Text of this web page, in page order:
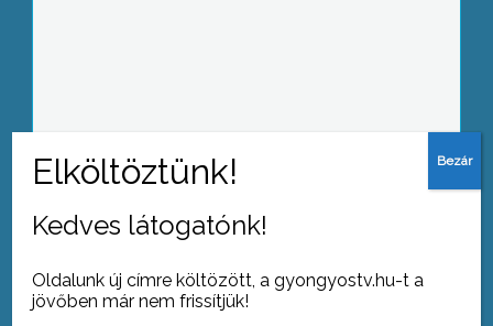
Már télen is tartanunk kell a kullancsok
támadásától
Kedves látogatónk!
Oldalunk új címre költözött, a gyongyostv.hu-t a
jövőben már nem frissítjük!